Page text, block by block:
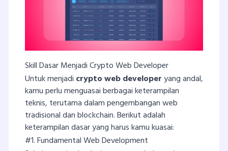
Skill Dasar Menjadi Crypto Web Developer
Untuk menjadi crypto web developeryang andal,
kamu perlu menguasai berbagai keterampilan
teknis, terutama dalam pengembangan web
tradisional dan blockchain. Berikut adalah
keterampilan dasar yang harus kamu kuasai:
#1. Fundamental Web Development